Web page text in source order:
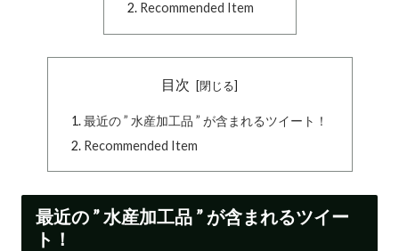
Recommended Item
目次
最近の ” 水産加工品 ” が含まれるツイート！
Recommended Item
最近の ” 水産加工品 ” が含まれるツイー
ト！